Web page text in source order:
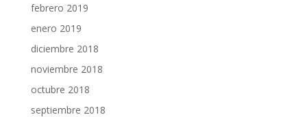
febrero 2019
enero 2019
diciembre 2018
noviembre 2018
octubre 2018
septiembre 2018